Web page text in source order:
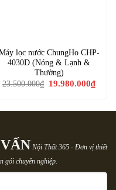
lọc nước ChungHo CHP-
4030D (Nóng & Lạnh &
Thường)
23.500.000₫
Giá
19.980.000₫Giá
hiện
Nội Thất 365 - Đơn vị thiết
gói chuyên nghiệp.